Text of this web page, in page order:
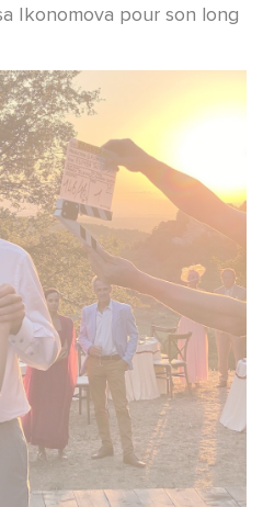
Ikonomova pour son long